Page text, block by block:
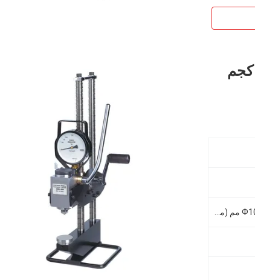
آلة درامتر صلابة برينيل المحمولة 3000 كجم